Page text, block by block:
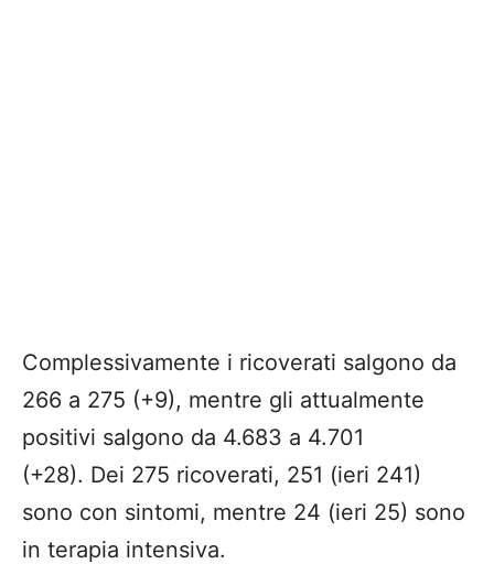
Complessivamente i ricoverati salgono da
266 a 275 (+9), mentre gli attualmente
positivi salgono da 4.683 a 4.701
(+28). Dei 275 ricoverati, 251 (ieri 241)
sono con sintomi, mentre 24 (ieri 25) sono
in terapia intensiva.